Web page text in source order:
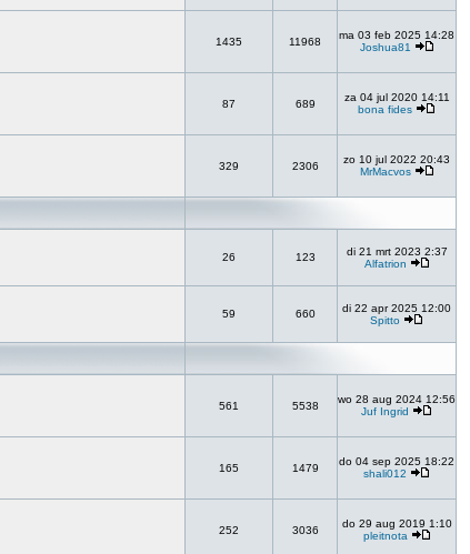
1435 11968
ma 03 feb 2025 14:28
Joshua81
87 689
za 04 jul 2020 14:11
bona fides
329 2306
zo 10 jul 2022 20:43
MrMacvos
26 123
di 21 mrt 2023 2:37
Alfatrion
59 660
di 22 apr 2025 12:00
Spitto
561 5538
wo 28 aug 2024 12:56
Juf Ingrid
165 1479
do 04 sep 2025 18:22
shali012
252 3036
do 29 aug 2019 1:10
pleitnota